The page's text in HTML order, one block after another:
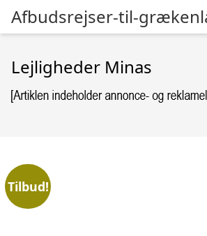
Afbudsrejser-til-
Lejligheder Minas
Tilbud!